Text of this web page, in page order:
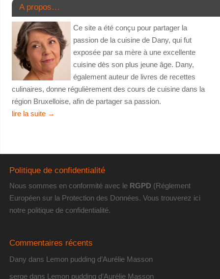
A propos…
Ce site a été conçu pour partager la
passion de la cuisine de Dany, qui fut
exposée par sa mère à une excellente
cuisine dès son plus jeune âge. Dany,
également auteur de livres de recettes
culinaires, donne régulièrement des cours de cuisine dans la
région Bruxelloise, afin de partager sa passion.
lire la suite →
Politique de confidentialité
Nous sommes en conformité avec le RGPD (Réglement
Européen sur la Protection des Données. Vous trouverez ici
notre politique de confidentialité.
Commentaires récents
Dany dans Lemon pudding d’Aurélie Masson
sergedans Lemon pudding d’Aurélie Masson